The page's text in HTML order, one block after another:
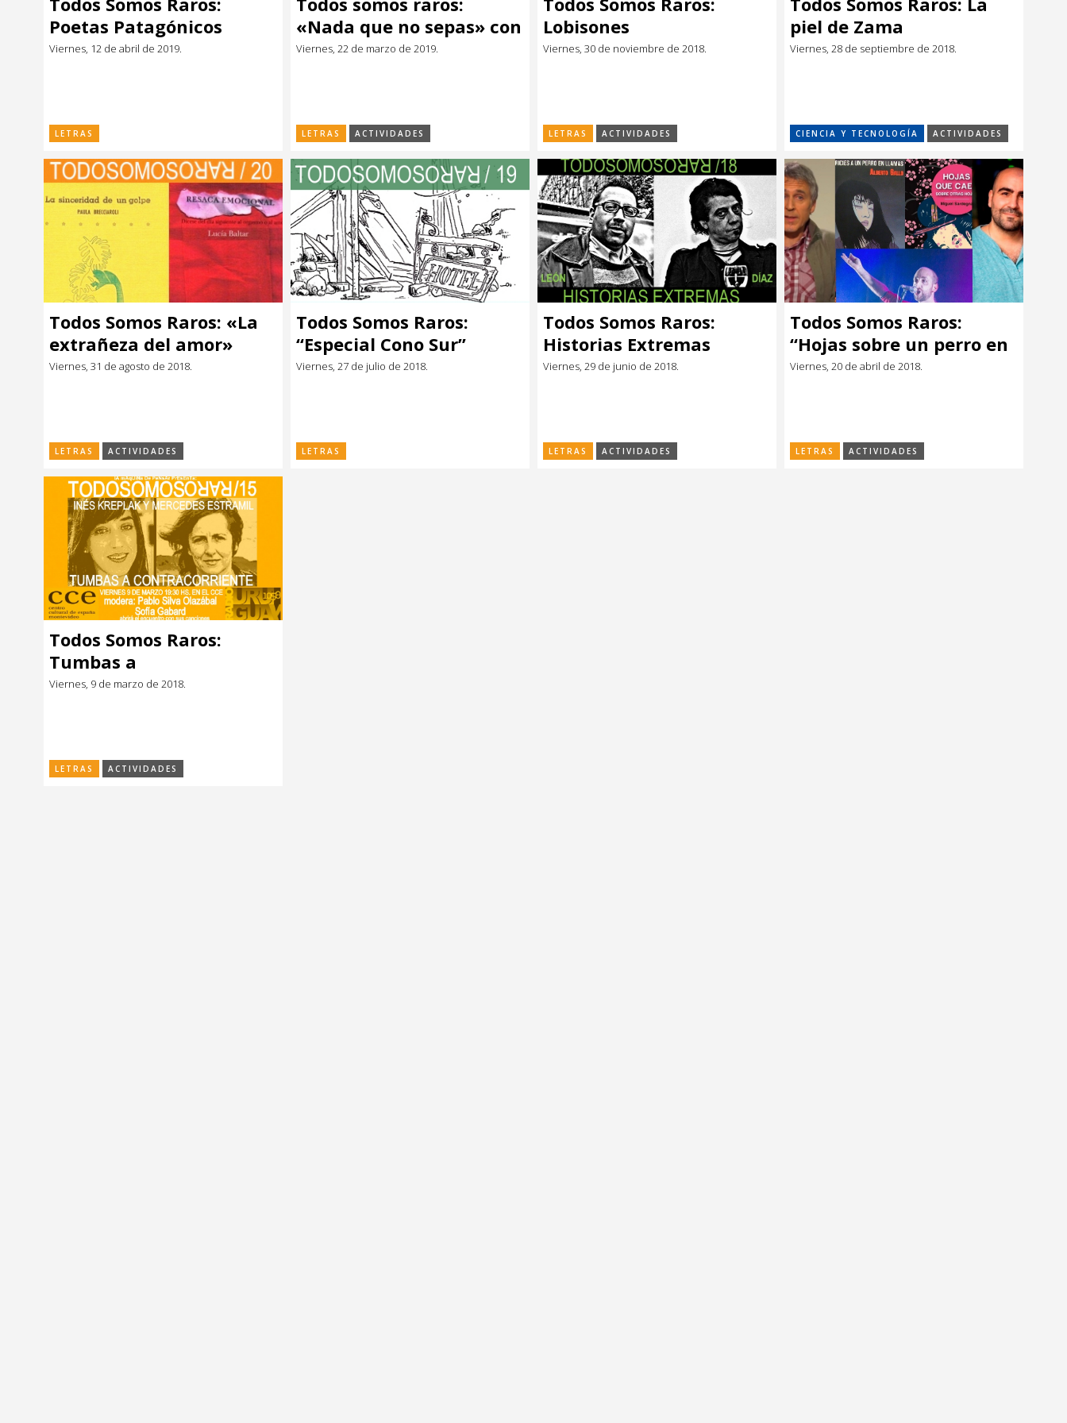
Música
Música
Sin categoríaSin categoría
Poetas Patagónicos
Viernes, 12 de abril de 2019.
LETRAS
«Nada que no sepas» con
la española María Tena
Viernes, 22 de marzo de 2019.
LETRAS ACTIVIDADES
Lobisones
Viernes, 30 de noviembre de 2018.
LETRAS ACTIVIDADES
piel de Zama
Viernes, 28 de septiembre de 2018.
CIENCIA Y TECNOLOGÍA ACTIVIDADES
Todos Somos Raros: «La
extrañeza del amor»
Viernes, 31 de agosto de 2018.
LETRAS ACTIVIDADES
Todos Somos Raros:
“Especial Cono Sur”
Viernes, 27 de julio de 2018.
LETRAS
Todos Somos Raros:
Historias Extremas
Viernes, 29 de junio de 2018.
LETRAS ACTIVIDADES
Todos Somos Raros:
“Hojas sobre un perro en
llamas”
Viernes, 20 de abril de 2018.
LETRAS ACTIVIDADES
Todos Somos Raros:
Tumbas a
contracorriente
Viernes, 9 de marzo de 2018.
LETRAS ACTIVIDADES